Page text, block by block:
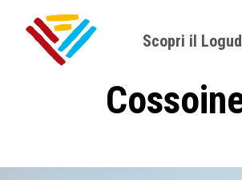
Scopri il